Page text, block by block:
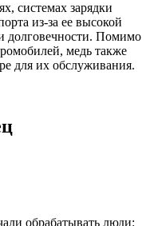
системах зарядки
из-за ее высокой
долговечности. Помимо
медь также
для их обслуживания.
обрабатывать люди: